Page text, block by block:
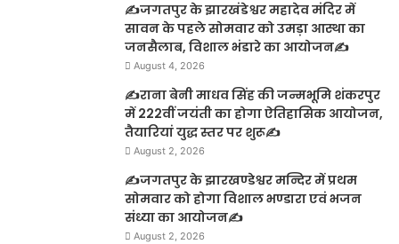
✍️जगतपुर के झारखंडेश्वर महादेव मंदिर में
सावन के पहले सोमवार को उमड़ा आस्था का
जनसैलाब, विशाल भंडारे का आयोजन✍️
August 4, 2026
✍️राना बेनी माधव सिंह की जन्मभूमि शंकरपुर
में 222वीं जयंती का होगा ऐतिहासिक आयोजन,
तैयारियां युद्ध स्तर पर शुरू✍️
August 2, 2026
✍️जगतपुर के झारखण्डेश्वर मन्दिर में प्रथम
सोमवार को होगा विशाल भण्डारा एवं भजन
संध्या का आयोजन✍️
August 2, 2026